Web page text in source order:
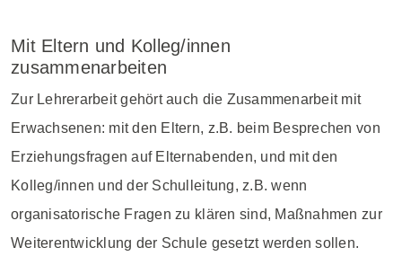
Mit Eltern und Kolleg/innen
zusammenarbeiten
Zur Lehrerarbeit gehört auch die Zusammenarbeit mit
Erwachsenen: mit den Eltern, z.B. beim Besprechen von
Erziehungsfragen auf Elternabenden, und mit den
Kolleg/innen und der Schulleitung, z.B. wenn
organisatorische Fragen zu klären sind, Maßnahmen zur
Weiterentwicklung der Schule gesetzt werden sollen.